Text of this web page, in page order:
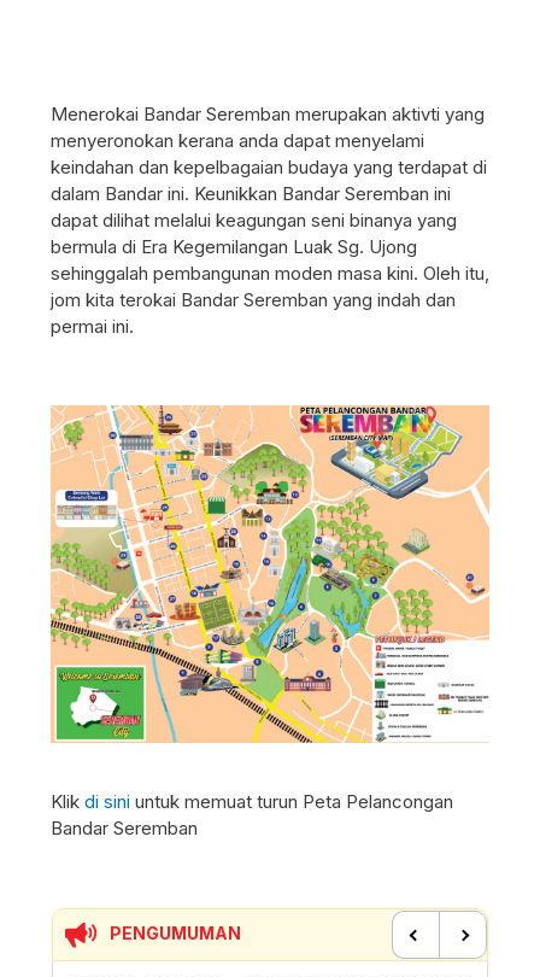
Menerokai Bandar Seremban merupakan aktivti yang
menyeronokan kerana anda dapat menyelami
keindahan dan kepelbagaian budaya yang terdapat di
dalam Bandar ini. Keunikkan Bandar Seremban ini
dapat dilihat melalui keagungan seni binanya yang
bermula di Era Kegemilangan Luak Sg. Ujong
sehinggalah pembangunan moden masa kini. Oleh itu,
jom kita terokai Bandar Seremban yang indah dan
permai ini.
Klik di sini untuk memuat turun Peta Pelancongan
Bandar Seremban
PENGUMUMAN